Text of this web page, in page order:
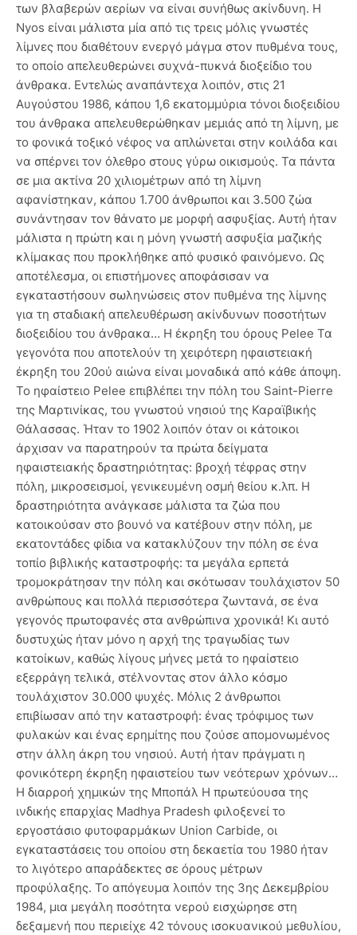
των βλαβερών αερίων να είναι συνήθως ακίνδυνη. Η
Nyos είναι μάλιστα μία από τις τρεις μόλις γνωστές
λίμνες που διαθέτουν ενεργό μάγμα στον πυθμένα τους,
το οποίο απελευθερώνει συχνά-πυκνά διοξείδιο του
άνθρακα. Εντελώς αναπάντεχα λοιπόν, στις 21
Αυγούστου 1986, κάπου 1,6 εκατομμύρια τόνοι διοξειδίου
του άνθρακα απελευθερώθηκαν μεμιάς από τη λίμνη, με
το φονικά τοξικό νέφος να απλώνεται στην κοιλάδα και
να σπέρνει τον όλεθρο στους γύρω οικισμούς. Τα πάντα
σε μια ακτίνα 20 χιλιομέτρων από τη λίμνη
αφανίστηκαν, κάπου 1.700 άνθρωποι και 3.500 ζώα
συνάντησαν τον θάνατο με μορφή ασφυξίας. Αυτή ήταν
μάλιστα η πρώτη και η μόνη γνωστή ασφυξία μαζικής
κλίμακας που προκλήθηκε από φυσικό φαινόμενο. Ως
αποτέλεσμα, οι επιστήμονες αποφάσισαν να
εγκαταστήσουν σωληνώσεις στον πυθμένα της λίμνης
για τη σταδιακή απελευθέρωση ακίνδυνων ποσοτήτων
διοξειδίου του άνθρακα… Η έκρηξη του όρους Pelee Τα
γεγονότα που αποτελούν τη χειρότερη ηφαιστειακή
έκρηξη του 20ού αιώνα είναι μοναδικά από κάθε άποψη.
Το ηφαίστειο Pelee επιβλέπει την πόλη του Saint-Pierre
της Μαρτινίκας, του γνωστού νησιού της Καραϊβικής
Θάλασσας. Ήταν το 1902 λοιπόν όταν οι κάτοικοι
άρχισαν να παρατηρούν τα πρώτα δείγματα
ηφαιστειακής δραστηριότητας: βροχή τέφρας στην
πόλη, μικροσεισμοί, γενικευμένη οσμή θείου κ.λπ. Η
δραστηριότητα ανάγκασε μάλιστα τα ζώα που
κατοικούσαν στο βουνό να κατέβουν στην πόλη, με
εκατοντάδες φίδια να κατακλύζουν την πόλη σε ένα
τοπίο βιβλικής καταστροφής: τα μεγάλα ερπετά
τρομοκράτησαν την πόλη και σκότωσαν τουλάχιστον 50
ανθρώπους και πολλά περισσότερα ζωντανά, σε ένα
γεγονός πρωτοφανές στα ανθρώπινα χρονικά! Κι αυτό
δυστυχώς ήταν μόνο η αρχή της τραγωδίας των
κατοίκων, καθώς λίγους μήνες μετά το ηφαίστειο
εξερράγη τελικά, στέλνοντας στον άλλο κόσμο
τουλάχιστον 30.000 ψυχές. Μόλις 2 άνθρωποι
επιβίωσαν από την καταστροφή: ένας τρόφιμος των
φυλακών και ένας ερημίτης που ζούσε απομονωμένος
στην άλλη άκρη του νησιού. Αυτή ήταν πράγματι η
φονικότερη έκρηξη ηφαιστείου των νεότερων χρόνων…
Η διαρροή χημικών της Μποπάλ Η πρωτεύουσα της
ινδικής επαρχίας Madhya Pradesh φιλοξενεί το
εργοστάσιο φυτοφαρμάκων Union Carbide, οι
εγκαταστάσεις του οποίου στη δεκαετία του 1980 ήταν
το λιγότερο απαράδεκτες σε όρους μέτρων
προφύλαξης. Το απόγευμα λοιπόν της 3ης Δεκεμβρίου
1984, μια μεγάλη ποσότητα νερού εισχώρησε στη
δεξαμενή που περιείχε 42 τόνους ισοκυανικού μεθυλίου,